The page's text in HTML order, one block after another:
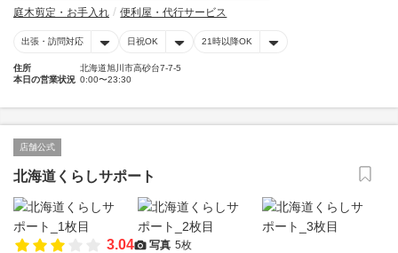
庭木剪定・お手入れ
便利屋・代行サービス
出張・訪問対応 日祝OK 21時以降OK
住所
北海道旭川市高砂台7-7-5
本日の営業状況 0:00〜23:30
店舗公式
北海道くらしサポート
3.04 写真 5枚